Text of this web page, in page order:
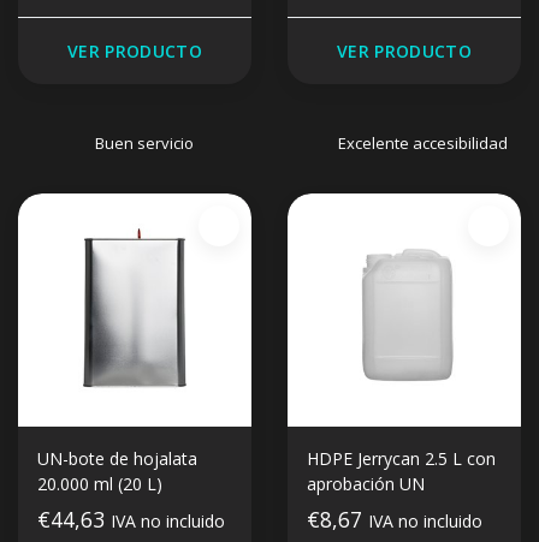
VER PRODUCTO VER PRODUCTO
Buen servicio Excelente accesibilidad
UN-bote de hojalata
20.000 ml (20 L)
€44,63 IVA no incluido
HDPE Jerrycan 2.5 L con
aprobación UN
€8,67 IVA no incluido